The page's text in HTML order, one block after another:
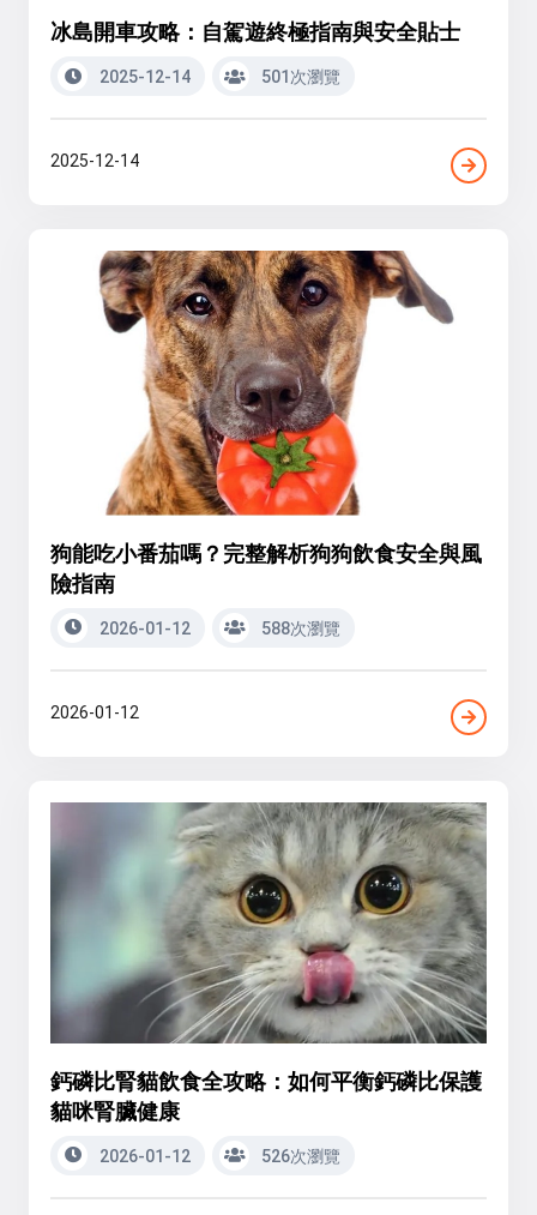
冰島開車攻略：自駕遊終極指南與安全貼士
2025-12-14 501次瀏覽
2025-12-14
狗能吃小番茄嗎？完整解析狗狗飲食安全與風
險指南
2026-01-12 588次瀏覽
2026-01-12
鈣磷比腎貓飲食全攻略：如何平衡鈣磷比保護
貓咪腎臟健康
2026-01-12 526次瀏覽